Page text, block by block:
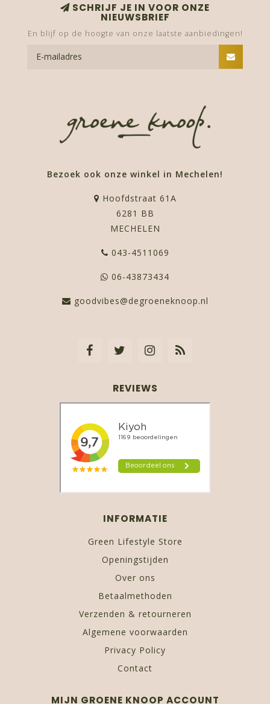
SCHRIJF JE IN VOOR ONZE
NIEUWSBRIEF
En blijf op de hoogte van onze laatste aanbiedingen!
Bezoek ook onze winkel in Mechelen!
Hoofdstraat 61A
6281 BB
MECHELEN
043-4511069
06-43873434
goodvibes@degroeneknoop.nl
REVIEWS
INFORMATIE
Green Lifestyle Store
Openingstijden
Over ons
Betaalmethoden
Verzenden & retourneren
Algemene voorwaarden
Privacy Policy
Contact
MIJN GROENE KNOOP ACCOUNT